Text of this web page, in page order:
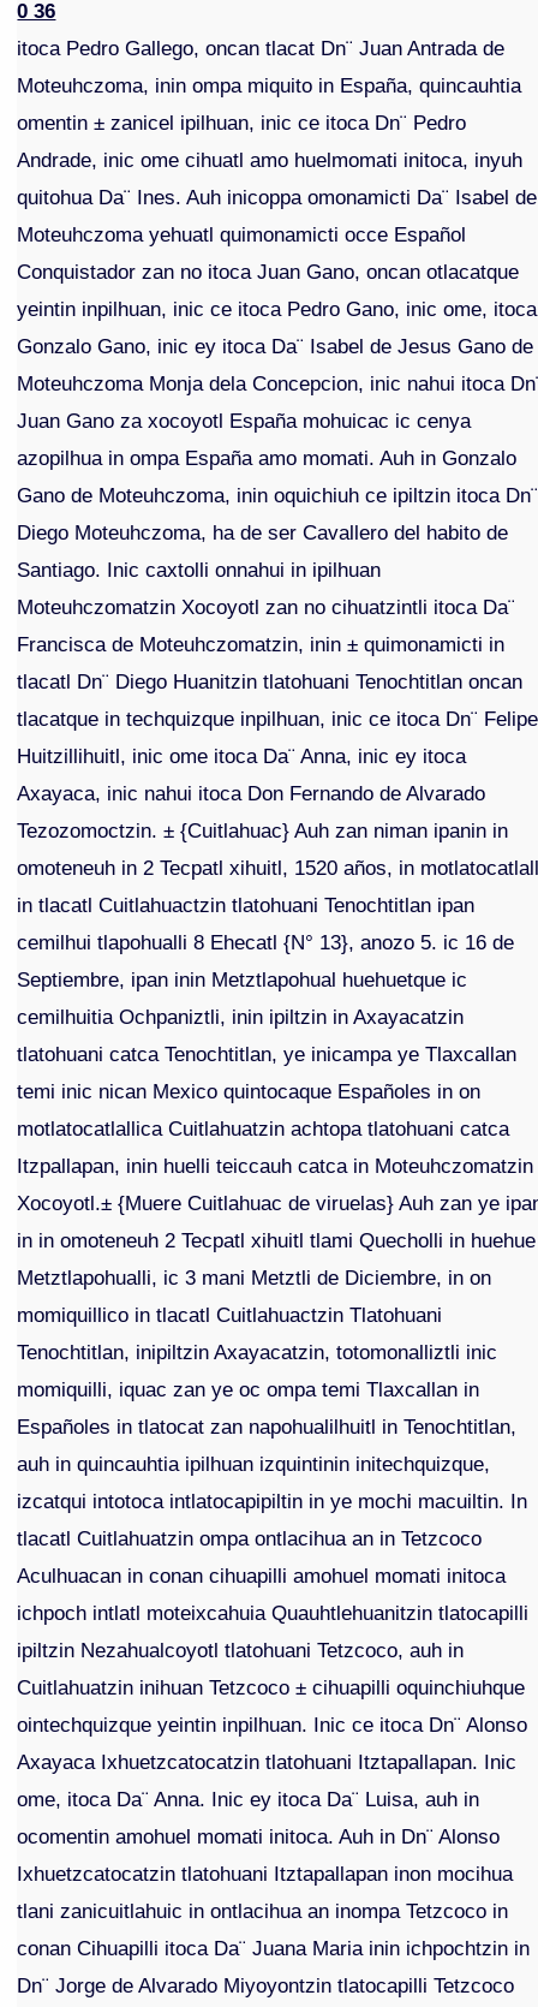
0 36
itoca Pedro Gallego, oncan tlacat Dn¨ Juan Antrada de
Moteuhczoma, inin ompa miquito in España, quincauhtia
omentin ± zanicel ipilhuan, inic ce itoca Dn¨ Pedro
Andrade, inic ome cihuatl amo huelmomati initoca, inyuh
quitohua Da¨ Ines. Auh inicoppa omonamicti Da¨ Isabel de
Moteuhczoma yehuatl quimonamicti occe Español
Conquistador zan no itoca Juan Gano, oncan otlacatque
yeintin inpilhuan, inic ce itoca Pedro Gano, inic ome, itoca
Gonzalo Gano, inic ey itoca Da¨ Isabel de Jesus Gano de
Moteuhczoma Monja dela Concepcion, inic nahui itoca
Juan Gano za xocoyotl España mohuicac ic cenya
azopilhua in ompa España amo momati. Auh in Gonzalo
Gano de Moteuhczoma, inin oquichiuh ce ipiltzin itoca Dn¨
Diego Moteuhczoma, ha de ser Cavallero del habito de
Santiago. Inic caxtolli onnahui in ipilhuan
Moteuhczomatzin Xocoyotl zan no cihuatzintli itoca Da¨
Francisca de Moteuhczomatzin, inin ± quimonamicti in
tlacatl Dn¨ Diego Huanitzin tlatohuani Tenochtitlan oncan
tlacatque in techquizque inpilhuan, inic ce itoca Dn¨ Felipe
Huitzillihuitl, inic ome itoca Da¨ Anna, inic ey itoca
Axayaca, inic nahui itoca Don Fernando de Alvarado
Tezozomoctzin. ± {Cuitlahuac} Auh zan niman ipanin in
omoteneuh in 2 Tecpatl xihuitl, 1520 años, in
in tlacatl Cuitlahuactzin tlatohuani Tenochtitlan ipan
cemilhui tlapohualli 8 Ehecatl {N° 13}, anozo 5. ic 16 de
Septiembre, ipan inin Metztlapohual huehuetque ic
cemilhuitia Ochpaniztli, inin ipiltzin in Axayacatzin
tlatohuani catca Tenochtitlan, ye inicampa ye Tlaxcallan
temi inic nican Mexico quintocaque Españoles in on
motlatocatlallica Cuitlahuatzin achtopa tlatohuani catca
Itzpallapan, inin huelli teiccauh catca in Moteuhczomatzin
Xocoyotl.± {Muere Cuitlahuac de viruelas} Auh zan ye
in in omoteneuh 2 Tecpatl xihuitl tlami Quecholli in huehue
Metztlapohualli, ic 3 mani Metztli de Diciembre, in on
momiquillico in tlacatl Cuitlahuactzin Tlatohuani
Tenochtitlan, inipiltzin Axayacatzin, totomonalliztli inic
momiquilli, iquac zan ye oc ompa temi Tlaxcallan in
Españoles in tlatocat zan napohualilhuitl in Tenochtitlan,
auh in quincauhtia ipilhuan izquintinin initechquizque,
izcatqui intotoca intlatocapipiltin in ye mochi macuiltin. In
tlacatl Cuitlahuatzin ompa ontlacihua an in Tetzcoco
Aculhuacan in conan cihuapilli amohuel momati initoca
ichpoch intlatl moteixcahuia Quauhtlehuanitzin tlatocapilli
ipiltzin Nezahualcoyotl tlatohuani Tetzcoco, auh in
Cuitlahuatzin inihuan Tetzcoco ± cihuapilli oquinchiuhque
ointechquizque yeintin inpilhuan. Inic ce itoca Dn¨ Alonso
Axayaca Ixhuetzcatocatzin tlatohuani Itztapallapan. Inic
ome, itoca Da¨ Anna. Inic ey itoca Da¨ Luisa, auh in
ocomentin amohuel momati initoca. Auh in Dn¨ Alonso
Ixhuetzcatocatzin tlatohuani Itztapallapan inon mocihua
tlani zanicuitlahuic in ontlacihua an inompa Tetzcoco in
conan Cihuapilli itoca Da¨ Juana Maria inin ichpochtzin in
Dn¨ Jorge de Alvarado Miyoyontzin tlatocapilli Tetzcoco